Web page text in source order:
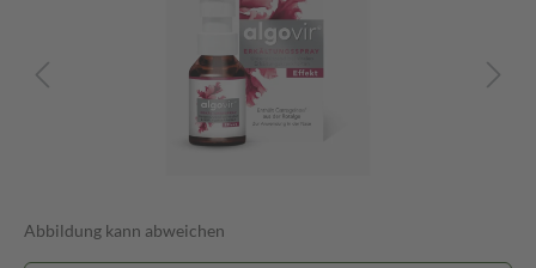
Abbildung kann abweichen